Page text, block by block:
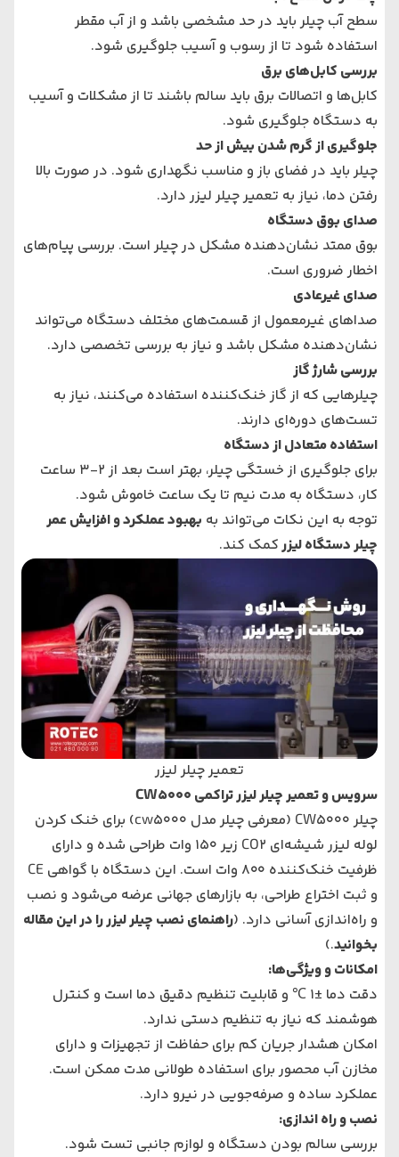
سطح آب چیلر باید در حد مشخصی باشد و از آب مقطر
استفاده شود تا از رسوب و آسیب جلوگیری شود.
بررسی کابل‌های برق
کابل‌ها و اتصالات برق باید سالم باشند تا از مشکلات و آسیب
به دستگاه جلوگیری شود.
جلوگیری از گرم شدن بیش از حد
چیلر باید در فضای باز و مناسب نگهداری شود. در صورت بالا
رفتن دما، نیاز به تعمیر چیلر لیزر دارد.
صدای بوق دستگاه
بوق ممتد نشان‌دهنده مشکل در چیلر است. بررسی پیام‌های
اخطار ضروری است.
صدای غیرعادی
صداهای غیرمعمول از قسمت‌های مختلف دستگاه می‌تواند
نشان‌دهنده مشکل باشد و نیاز به بررسی تخصصی دارد.
بررسی شارژ گاز
چیلرهایی که از گاز خنک‌کننده استفاده می‌کنند، نیاز به
تست‌های دوره‌ای دارند.
استفاده متعادل از دستگاه
برای جلوگیری از خستگی چیلر، بهتر است بعد از ۲-۳ ساعت
کار، دستگاه به مدت نیم تا یک ساعت خاموش شود.
توجه به این نکات می‌تواند به بهبود عملکرد و افزایش عمر
چیلر دستگاه لیزرکمک کند.
تعمیر چیلر لیزر
سرویس و تعمیر چیلر لیزر تراکمی CW5000
چیلر CW5000 (
معرفی چیلر مدل cw5000
) برای خنک کردن
لوله لیزر شیشه‌ای CO2 زیر 150 وات طراحی شده و دارای
ظرفیت خنک‌کننده 800 وات است. این دستگاه با گواهی CE
و ثبت اختراع طراحی، به بازارهای جهانی عرضه می‌شود و نصب
و راه‌اندازی آسانی دارد. (راهنمای نصب چیلر لیزر را در این مقاله
بخوانید.)
امکانات و ویژگی‌ها:
دقت دما ±۱ ℃ و قابلیت تنظیم دقیق دما است و کنترل
هوشمند که نیاز به تنظیم دستی ندارد.
امکان هشدار جریان کم برای حفاظت از تجهیزات و دارای
مخازن آب محصور برای استفاده طولانی‌ مدت ممکن است.
عملکرد ساده و صرفه‌جویی در نیرو دارد.
نصب و راه‌ اندازی:
بررسی سالم بودن دستگاه و لوازم جانبی تست شود.